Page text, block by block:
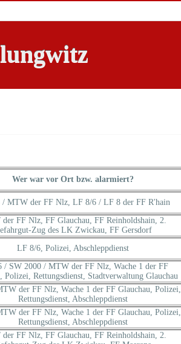
Wer war vor Ort bzw. alarmiert?
/ MTW der FF Nlz, LF 8/6 / LF 8 der FF R'hain
FF Nlz, FF Glauchau, FF Reinholdshain, 2.
Zug des LK Zwickau, FF Gersdorf
LF 8/6, Polizei, Abschleppdienst
/ SW 2000 / MTW der FF Nlz, Wache 1 der FF
Polizei, Rettungsdienst, Stadtverwaltung Glauchau
der FF Nlz, Wache 1 der FF Glauchau, Polizei,
Rettungsdienst, Abschleppdienst
der FF Nlz, Wache 1 der FF Glauchau, Polizei,
Rettungsdienst, Abschleppdienst
FF Nlz, FF Glauchau, FF Reinholdshain, 2.